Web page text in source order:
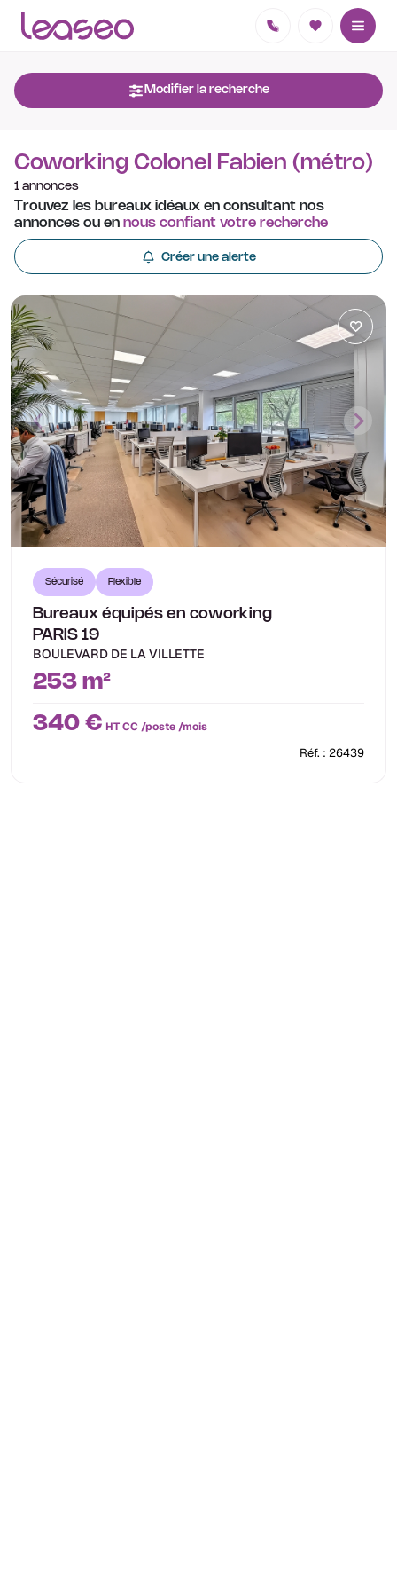
Modifier la recherche
Coworking Colonel Fabien (métro)
1 annonces
Trouvez les bureaux idéaux en consultant nos
annonces ou en nous confiant votre recherche
Créer une alerte
Sécurisé Flexible
Bureaux équipés en coworking
PARIS 19
BOULEVARD DE LA VILLETTE
253 m²
340 € HT CC /poste /mois
Réf. : 26439